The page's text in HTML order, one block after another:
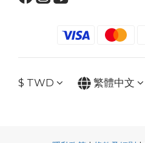
$ TWD 繁體中文